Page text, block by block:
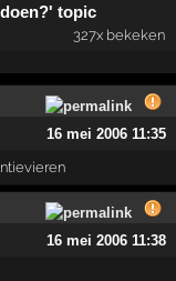
topic
327x bekeken
16 mei 2006 11:35
16 mei 2006 11:38